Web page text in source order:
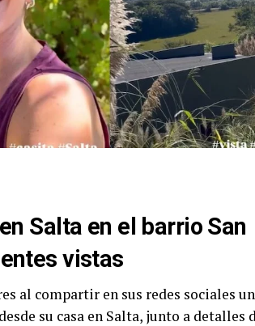
Salta en el barrio San
vistas
al compartir en sus redes sociales
su casa en Salta, junto a detalles